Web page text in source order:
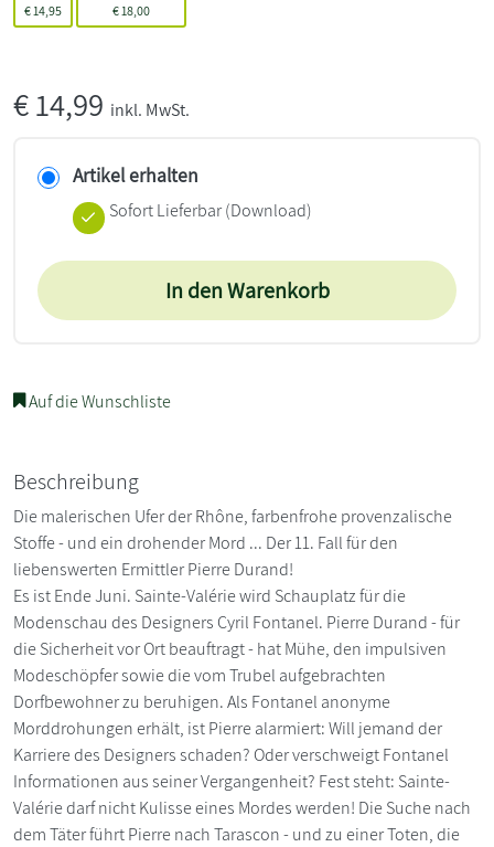
€ 14,95
€ 18,00
€14,99 inkl. MwSt.
Artikel erhalten
Sofort Lieferbar (Download)
In den Warenkorb
Auf die Wunschliste
Beschreibung
Die malerischen Ufer der Rhône, farbenfrohe provenzalische
Stoffe - und ein drohender Mord ... Der 11. Fall für den
liebenswerten Ermittler Pierre Durand!
Es ist Ende Juni. Sainte-Valérie wird Schauplatz für die
Modenschau des Designers Cyril Fontanel. Pierre Durand - für
die Sicherheit vor Ort beauftragt - hat Mühe, den impulsiven
Modeschöpfer sowie die vom Trubel aufgebrachten
Dorfbewohner zu beruhigen. Als Fontanel anonyme
Morddrohungen erhält, ist Pierre alarmiert: Will jemand der
Karriere des Designers schaden? Oder verschweigt Fontanel
Informationen aus seiner Vergangenheit? Fest steht: Sainte-
Valérie darf nicht Kulisse eines Mordes werden! Die Suche nach
dem Täter führt Pierre nach Tarascon - und zu einer Toten, die